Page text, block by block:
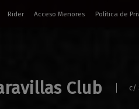
Rider Acceso Menores Política de
Club c/